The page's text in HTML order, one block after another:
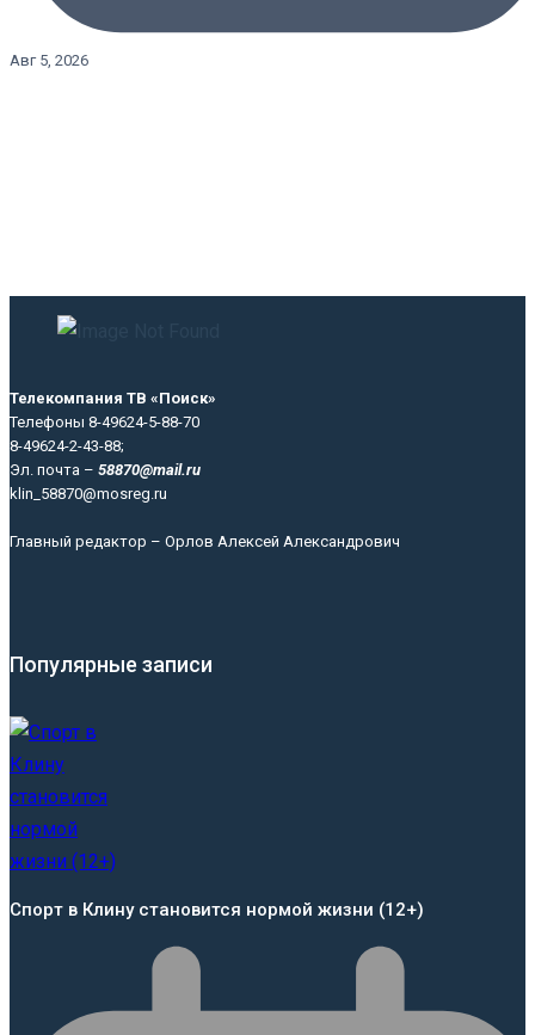
Авг 5, 2026
Телекомпания ТВ «Поиск»
Телефоны 8-49624-5-88-70
8-49624-2-43-88;
Эл. почта – 58870@mail.ru
klin_58870@mosreg.ru
Главный редактор – Орлов Алексей Александрович
Популярные записи
Спорт в Клину становится нормой жизни (12+)